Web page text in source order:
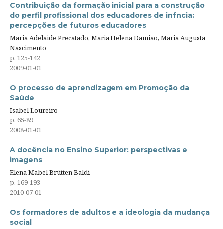
Contribuição da formação inicial para a construção
do perfil profissional dos educadores de infncia:
percepções de futuros educadores
Maria Adelaide Precatado, Maria Helena Damião, Maria Augusta
Nascimento
p. 125-142
2009-01-01
O processo de aprendizagem em Promoção da
Saúde
Isabel Loureiro
p. 65-89
2008-01-01
A docência no Ensino Superior: perspectivas e
imagens
Elena Mabel Brütten Baldi
p. 169-193
2010-07-01
Os formadores de adultos e a ideologia da mudança
social